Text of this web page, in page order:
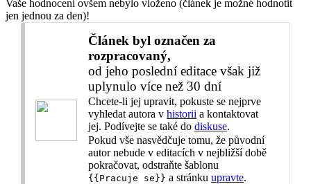
Vaše hodnocení ovšem nebylo vloženo (článek je možné hodnotit
jen jednou za den)!
Článek byl označen za
rozpracovaný,
od jeho poslední editace však již
uplynulo více než 30 dní
Chcete-li jej upravit, pokuste se nejprve
vyhledat autora v historii a kontaktovat
jej. Podívejte se také do diskuse.
Pokud vše nasvědčuje tomu, že původní
autor nebude v editacích v nejbližší době
pokračovat, odstraňte šablonu
{{Pracuje se}} a stránku upravte.